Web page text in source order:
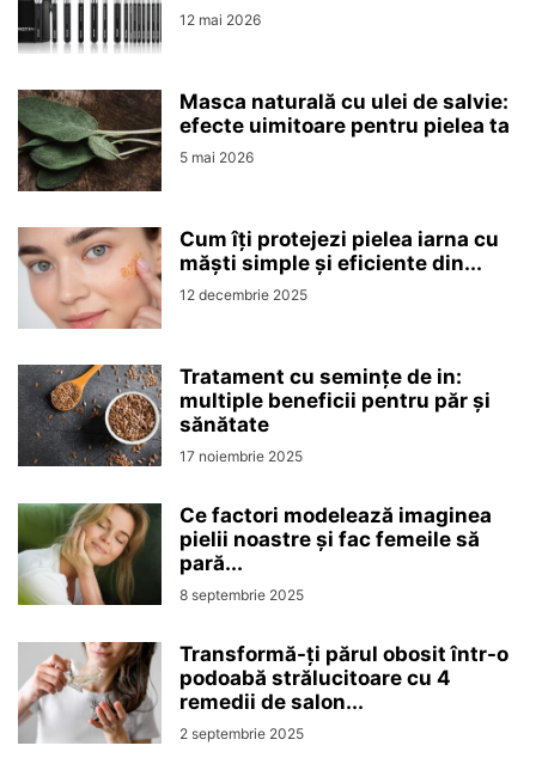
12 mai 2026
Masca naturală cu ulei de salvie:
efecte uimitoare pentru pielea ta
5 mai 2026
Cum îți protejezi pielea iarna cu
măști simple și eficiente din...
12 decembrie 2025
Tratament cu semințe de in:
multiple beneficii pentru păr și
sănătate
17 noiembrie 2025
Ce factori modelează imaginea
pielii noastre și fac femeile să
pară...
8 septembrie 2025
Transformă-ți părul obosit într-o
podoabă strălucitoare cu 4
remedii de salon...
2 septembrie 2025